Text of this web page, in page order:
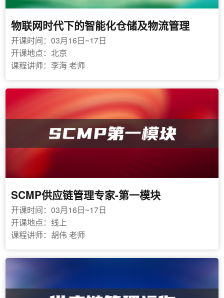
物联网时代下的智能化仓储及物流管理
开课时间：03月16日~17日
开课地点：北京
课程讲师：李海 老师
SCMP供应链管理专家-第一模块
开课时间：03月16日~17日
开课地点：线上
课程讲师：胡伟 老师